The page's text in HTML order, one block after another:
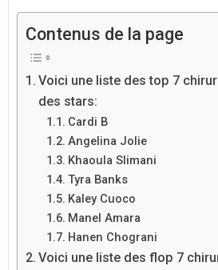
Contenus de la page
Voici une liste des top 7
des stars:
Cardi B
Angelina Jolie
Khaoula Slimani
Tyra Banks
Kaley Cuoco
Manel Amara
Hanen Chograni
Voici une liste des flop 7